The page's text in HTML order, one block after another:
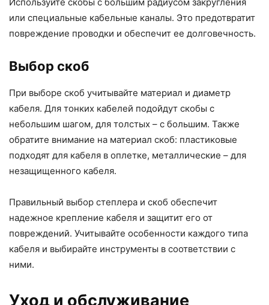
или специальные кабельные каналы. Это предотвратит
повреждение проводки и обеспечит ее долговечность.
Выбор скоб
При выборе скоб учитывайте материал и диаметр
кабеля. Для тонких кабелей подойдут скобы с
небольшим шагом, для толстых – с большим. Также
обратите внимание на материал скоб: пластиковые
подходят для кабеля в оплетке, металлические – для
незащищенного кабеля.
Правильный выбор степлера и скоб обеспечит
надежное крепление кабеля и защитит его от
повреждений. Учитывайте особенности каждого типа
кабеля и выбирайте инструменты в соответствии с
ними.
Уход и обслуживание